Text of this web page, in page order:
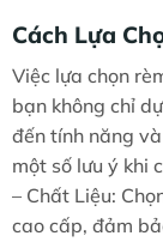
Cách Lựa
Việc lựa chọn
bạn không chỉ
đến tính năng
một số lưu ý khi
– Chất Liệu:
cao cấp, đảm